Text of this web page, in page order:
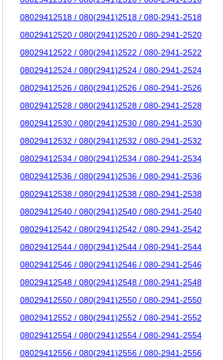
08029412518 / 080(2941)2518 / 080-2941-2518
08029412520 / 080(2941)2520 / 080-2941-2520
08029412522 / 080(2941)2522 / 080-2941-2522
08029412524 / 080(2941)2524 / 080-2941-2524
08029412526 / 080(2941)2526 / 080-2941-2526
08029412528 / 080(2941)2528 / 080-2941-2528
08029412530 / 080(2941)2530 / 080-2941-2530
08029412532 / 080(2941)2532 / 080-2941-2532
08029412534 / 080(2941)2534 / 080-2941-2534
08029412536 / 080(2941)2536 / 080-2941-2536
08029412538 / 080(2941)2538 / 080-2941-2538
08029412540 / 080(2941)2540 / 080-2941-2540
08029412542 / 080(2941)2542 / 080-2941-2542
08029412544 / 080(2941)2544 / 080-2941-2544
08029412546 / 080(2941)2546 / 080-2941-2546
08029412548 / 080(2941)2548 / 080-2941-2548
08029412550 / 080(2941)2550 / 080-2941-2550
08029412552 / 080(2941)2552 / 080-2941-2552
08029412554 / 080(2941)2554 / 080-2941-2554
08029412556 / 080(2941)2556 / 080-2941-2556